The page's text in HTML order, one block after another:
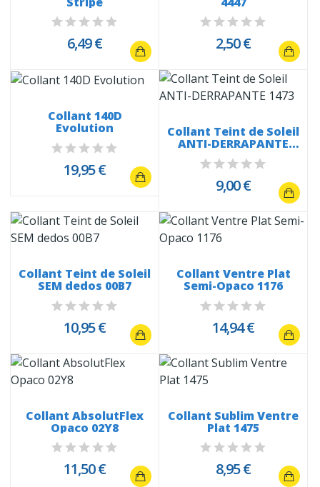
6,49 € 2,50 €
Collant 140D
Evolution
19,95 €
Collant Teint de Soleil
ANTI-DERRAPANTE
1473
9,00 €
Collant Teint de Soleil
SEM dedos 00B7
10,95 €
Collant Ventre Plat
Semi-Opaco 1176
14,94 €
Collant AbsolutFlex
Opaco 02Y8
11,50 €
Collant Sublim Ventre
Plat 1475
8,95 €